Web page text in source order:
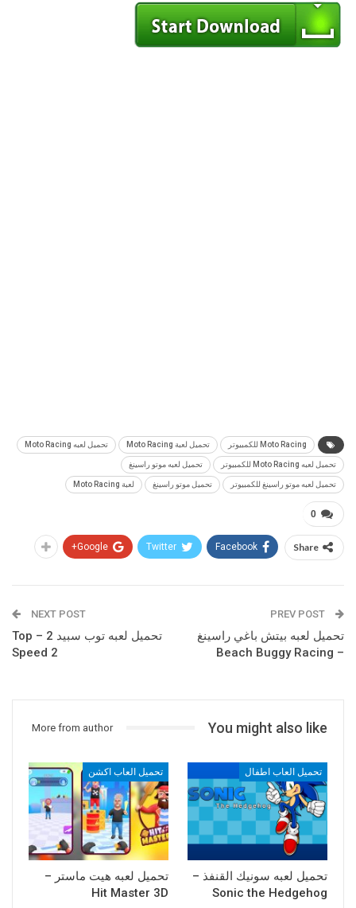
Moto Racing للكمبيوتر تحميل لعبة Moto Racing تحميل لعبه Moto Racing
تحميل لعبه Moto Racing للكمبيوتر تحميل لعبه موتو راسينغ
تحميل لعبه موتو راسينغ للكمبيوتر تحميل موتو راسينغ لعبة Moto Racing
0
Share
Facebook
Twitter
Google+
تحميل لعبه بيتش باغي راسينغ
– Beach Buggy Racing
NEXT POST
تحميل لعبه توب سبيد 2 – Top
Speed 2
You might also like
More from author
تحميل العاب اطفال
تحميل لعبه سونيك القنفذ –
Sonic the Hedgehog
تحميل العاب اكشن
تحميل لعبه هيت ماستر –
Hit Master 3D